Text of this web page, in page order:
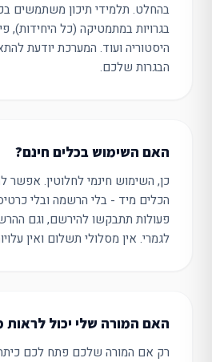
בהחלט. תלמידי תיכון משתמשים
בגרויות במתמטיקה (כל היחידות),
היסטוריה ועוד. המערכת יודעת
הבגרות שלכם.
האם השימוש בכלים חינם?
כן, השימוש חינמי לחלוטין.
הכלים מיד - בלי הרשמה ובלי
פעולות תתבקשו להירשם, וגם
לגמרי. אין מסלולי תשלום ואין
האם המורה שלי יכול
רק אם המורה שלכם פתח לכם כיתה